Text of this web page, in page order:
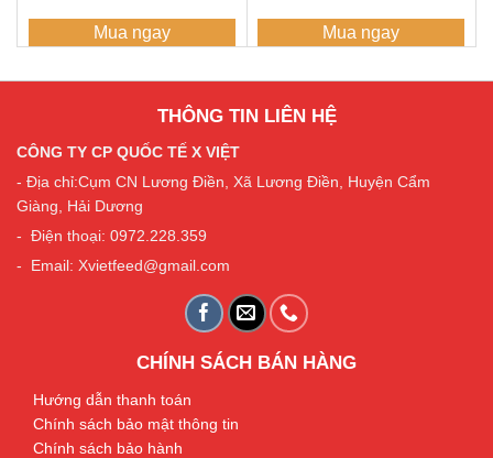
Mua ngay Mua ngay
THÔNG TIN LIÊN HỆ
CÔNG TY CP QUỐC TẾ X VIỆT
- Địa chỉ:Cụm CN Lương Điền, Xã Lương Điền, Huyện Cẩm
Giàng, Hải Dương
- Điện thoại: 0972.228.359
- Email: Xvietfeed@gmail.com
CHÍNH SÁCH BÁN HÀNG
Hướng dẫn thanh toán
Chính sách bảo mật thông tin
Chính sách bảo hành